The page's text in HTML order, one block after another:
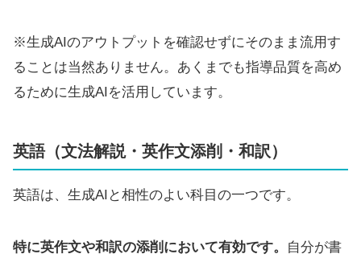
※生成AIのアウトプットを確認せずにそのまま流用す
ることは当然ありません。あくまでも指導品質を高め
るために生成AIを活用しています。
英語（文法解説・英作文添削・和訳）
英語は、生成AIと相性のよい科目の一つです。
特に英作文や和訳の添削において有効です。
自分が書